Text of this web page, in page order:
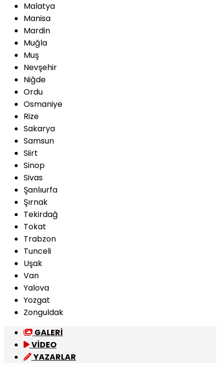
Malatya
Manisa
Mardin
Muğla
Muş
Nevşehir
Niğde
Ordu
Osmaniye
Rize
Sakarya
Samsun
Siirt
Sinop
Sivas
Şanlıurfa
Şırnak
Tekirdağ
Tokat
Trabzon
Tunceli
Uşak
Van
Yalova
Yozgat
Zonguldak
GALERİ
VİDEO
YAZARLAR